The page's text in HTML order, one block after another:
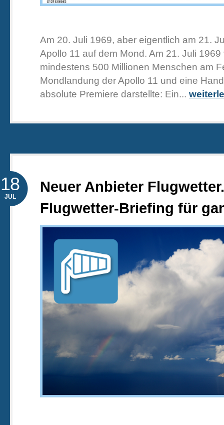
Am 20. Juli 1969, aber eigentlich am 21.
Apollo 11 auf dem Mond. Am 21. Juli 1969
mindestens 500 Millionen Menschen am
Mondlandung der Apollo 11 und eine
absolute Premiere darstellte: Ein...
Neuer Anbieter
Flugwetter-Briefing für
18
JUL